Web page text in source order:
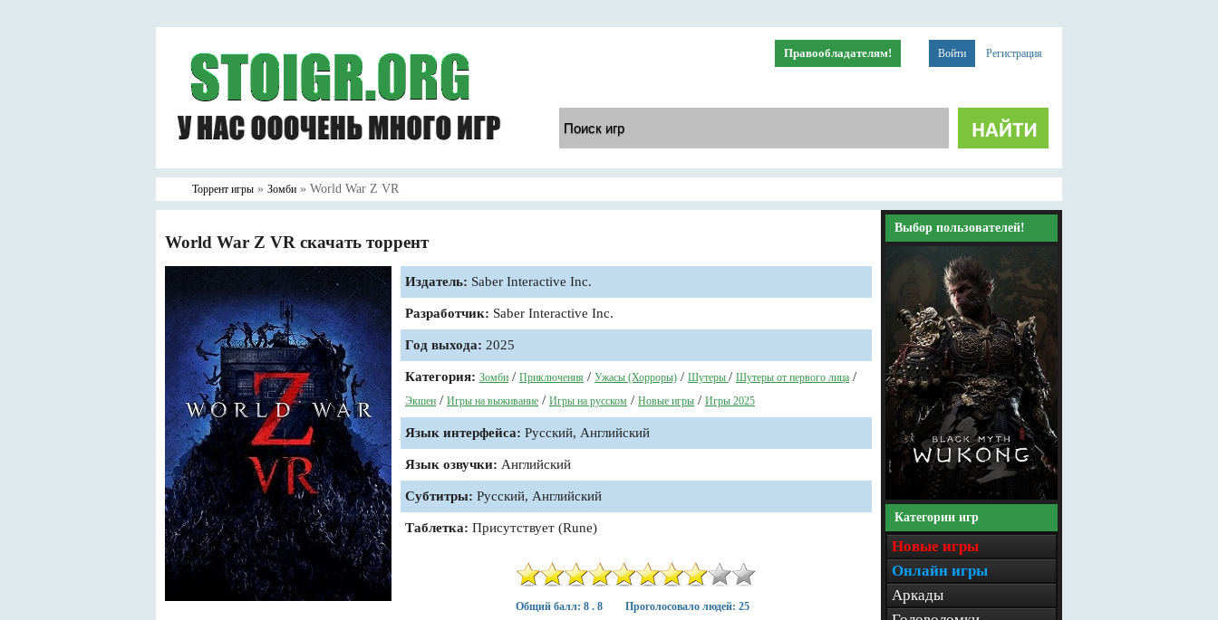
Войти Регистрация
Правообладателям!
Торрент игры » Зомби » World War Z VR
World War Z VR скачать торрент
Издатель: Saber Interactive Inc.
Разработчик: Saber Interactive Inc.
Год выхода: 2025
Категория: Зомби / Приключения / Ужасы (Хорроры) / Шутеры / Шутеры от первого лица /
Экшен / Игры на выживание / Игры на русском / Новые игры / Игры 2025
Язык интерфейса: Русский, Английский
Язык озвучки: Английский
Субтитры: Русский, Английский
Таблетка: Присутствует (Rune)
Общий балл: 8 . 8 Проголосовало людей: 25
Выбор пользователей!
Категории игр
Новые игры
Онлайн игры
Аркады